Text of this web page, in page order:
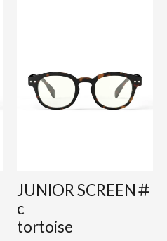
JUNIOR SCREEN＃
c
tortoise